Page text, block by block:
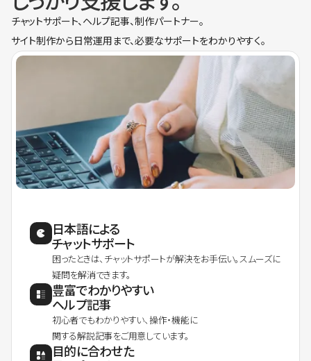
チャットサポート、ヘルプ記事、制作パートナー。
サイト制作から日常運用まで、必要なサポートをわかりやすく。
日本語による
チャットサポート
困ったときは、チャットサポートが解決をお手伝い。スムーズに
疑問を解消できます。
豊富でわかりやすい
ヘルプ記事
初心者でもわかりやすい、操作・機能に
関する解説記事をご用意しています。
目的に合わせた